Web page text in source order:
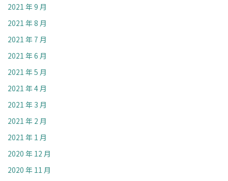
2021 年 9 月
2021 年 8 月
2021 年 7 月
2021 年 6 月
2021 年 5 月
2021 年 4 月
2021 年 3 月
2021 年 2 月
2021 年 1 月
2020 年 12 月
2020 年 11 月